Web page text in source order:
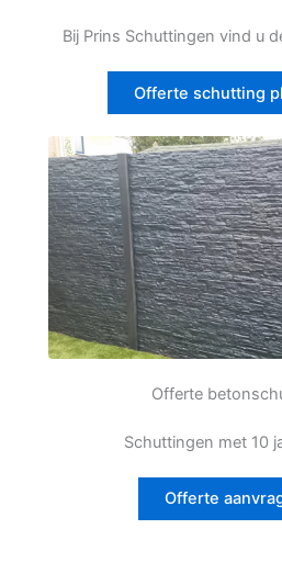
Bij Prins Schuttingen vind u
Offerte schutting
Offerte
Schuttingen met 10
Offerte